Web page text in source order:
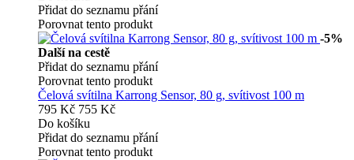
Přidat do seznamu přání
Porovnat tento produkt
-5%
Další na cestě
Přidat do seznamu přání
Porovnat tento produkt
Čelová svítilna Karrong Sensor, 80 g, svítivost 100 m
795 Kč 755 Kč
Do košíku
Přidat do seznamu přání
Porovnat tento produkt